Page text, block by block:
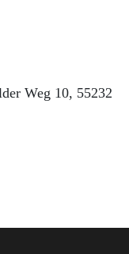
Weg 10, 55232